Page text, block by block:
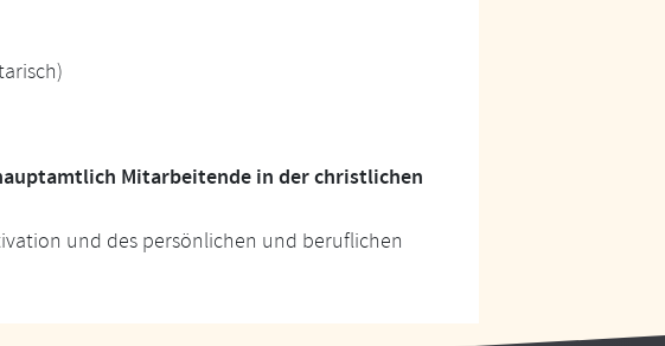
Mitarbeitende in der christlichen
und des persönlichen und beruflichen